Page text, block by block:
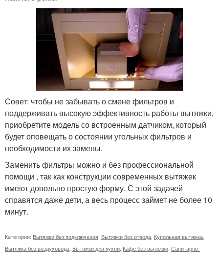
Совет: чтобы не забывать о смене фильтров и
поддерживать высокую эффективность работы вытяжки,
приобретите модель со встроенным датчиком, который
будет оповещать о состоянии угольных фильтров и
необходимости их замены.
Заменить фильтры можно и без профессиональной
помощи , так как конструкции современных вытяжек
имеют довольно простую форму. С этой задачей
справятся даже дети, а весь процесс займет не более 10
минут.
Категории: Вытяжки без подключения Вытяжки без отвода Купольная вытяжка
Вытяжка без воздуховода Вытяжки для кухни Кафе без вытяжки Санитарно-